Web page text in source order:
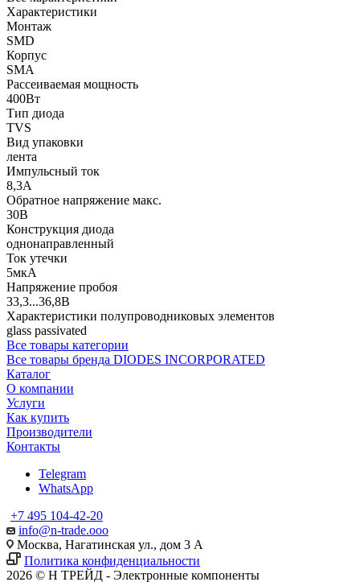
Характеристики
Монтаж
SMD
Корпус
SMA
Рассеиваемая мощность
400Вт
Тип диода
TVS
Вид упаковки
лента
Импульсный ток
8,3А
Обратное напряжение макс.
30В
Конструкция диода
однонаправленный
Ток утечки
5мкА
Напряжение пробоя
33,3...36,8В
Характеристики полупроводниковых элементов
glass passivated
Все товары категории
Все товары бренда DIODES INCORPORATED
Каталог
О компании
Услуги
Как купить
Производители
Контакты
Telegram
WhatsApp
+7 495 104-42-20
info@n-trade.ooo
Москва, Нагатинская ул., дом 3 А
Политика конфиденциальности
2026 © Н ТРЕЙД - Электронные компоненты